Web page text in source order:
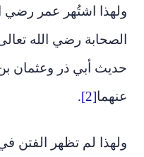
ولهذا اشتُهر عمر رضي
الصحابة رضي الله
حديث أبي ذر وعثمان
عنهما[2].
ولهذا لم تظهر الفتن